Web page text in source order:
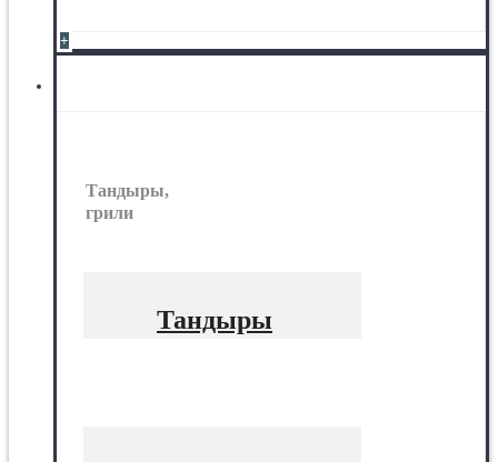
+
Тандыры,
грили
Тандыры